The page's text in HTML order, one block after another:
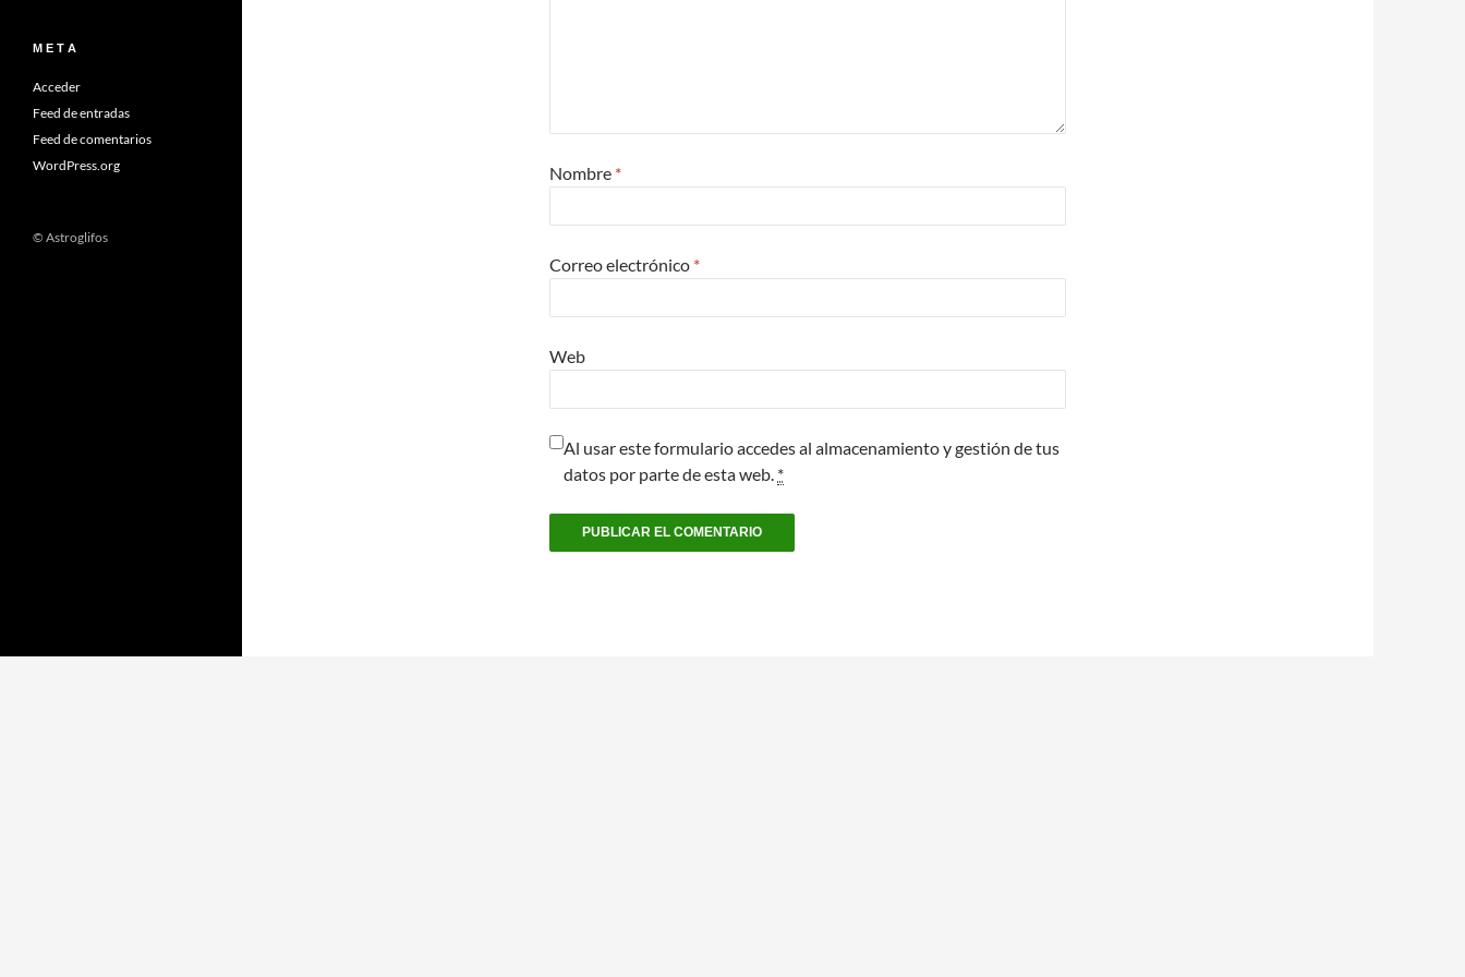
Nombre *
Correo electrónico *
Web
Al usar este formulario accedes al almacenamiento y gestión de tus
datos por parte de esta web. *
M E T A
Acceder
Feed de entradas
Feed de comentarios
WordPress.org
© Astroglifos